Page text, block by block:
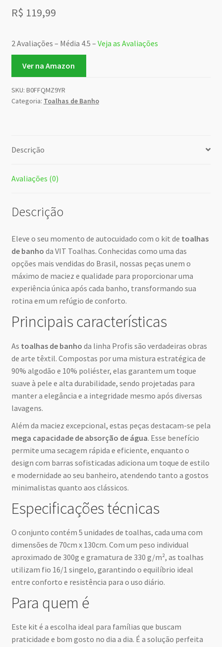
R$ 119,99
2 Avaliações – Média 4.5 – Veja as Avaliações
Ver na Amazon
SKU: B0FFQMZ9YR
Categoria: Toalhas de Banho
Descrição
Avaliações (0)
Descrição
Eleve o seu momento de autocuidado com o kit de toalhas
de banho da VIT Toalhas. Conhecidas como uma das
opções mais vendidas do Brasil, nossas peças unem o
máximo de maciez e qualidade para proporcionar uma
experiência única após cada banho, transformando sua
rotina em um refúgio de conforto.
Principais características
As toalhas de banho da linha Profis são verdadeiras obras
de arte têxtil. Compostas por uma mistura estratégica de
90% algodão e 10% poliéster, elas garantem um toque
suave à pele e alta durabilidade, sendo projetadas para
manter a elegância e a integridade mesmo após diversas
lavagens.
Além da maciez excepcional, estas peças destacam-se pela
mega capacidade de absorção de água. Esse benefício
permite uma secagem rápida e eficiente, enquanto o
design com barras sofisticadas adiciona um toque de estilo
e modernidade ao seu banheiro, atendendo tanto a gostos
minimalistas quanto aos clássicos.
Especificações técnicas
O conjunto contém 5 unidades de toalhas, cada uma com
dimensões de 70cm x 130cm. Com um peso individual
aproximado de 300g e gramatura de 330 g/m², as toalhas
utilizam fio 16/1 singelo, garantindo o equilíbrio ideal
entre conforto e resistência para o uso diário.
Para quem é
Este kit é a escolha ideal para famílias que buscam
praticidade e bom gosto no dia a dia. É a solução perfeita